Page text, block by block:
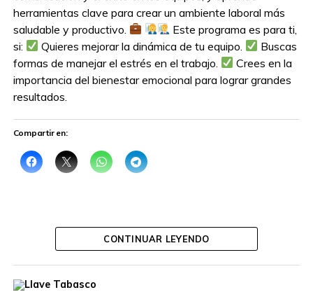
herramientas clave para crear un ambiente laboral más
saludable y productivo.
Este programa es para ti,
si:
Quieres mejorar la dinámica de tu equipo.
Buscas
formas de manejar el estrés en el trabajo.
Crees en la
importancia del bienestar emocional para lograr grandes
resultados.
Compartir en:
CONTINUAR LEYENDO